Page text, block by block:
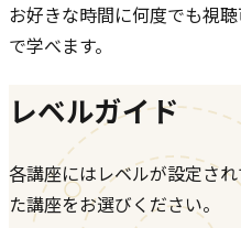
お好きな時間に何度でも視
で学べます。
レベルガイド
各講座にはレベルが設定さ
た講座をお選びください。